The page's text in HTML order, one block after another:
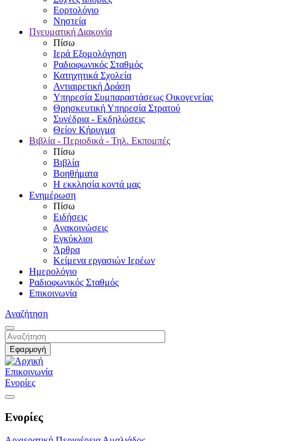
Εορτολόγιο
Νηστεία
Πνευματική Διακονία
Πίσω
Ιερά Εξομολόγηση
Ραδιοφωνικός Σταθμός
Κατηχητικά Σχολεία
Αντιαιρετική Δράση
Υπηρεσία Συμπαραστάσεως Οικογενείας
Θρησκευτική Υπηρεσία Στρατού
Συνέδρια - Εκδηλώσεις
Θείον Κήρυγμα
Βιβλία - Περιοδικά - Τηλ. Εκπομπές
Πίσω
Βιβλία
Βοηθήματα
Η εκκλησία κοντά μας
Ενημέρωση
Πίσω
Ειδήσεις
Ανακοινώσεις
Εγκύκλιοι
Άρθρα
Κείμενα εργασιών Ιερέων
Ημερολόγιο
Ραδιοφωνικός Σταθμός
Επικοινωνία
Αναζήτηση
Επικοινωνία
Ενορίες
Ενορίες